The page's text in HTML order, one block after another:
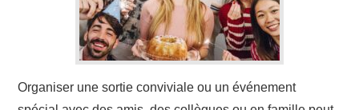
Organiser une sortie conviviale ou un événement